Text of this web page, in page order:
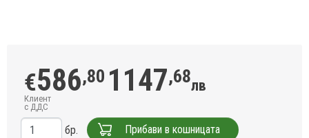
€586,80 1147,68лв
Клиент
с ДДС
бр. Прибави в кошницата